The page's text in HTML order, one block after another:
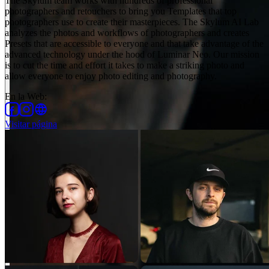
photographers and retouchers to bring you Templates that top
photographers use to create their masterpieces. The Skylum AI Lab
analyzes the photos and workflows of photographers and creates
Presets that are accessible to everyone and that take advantage of the
advanced technology under the hood of Luminar Neo. Our mission
is to cut the time and effort it takes to make a striking photo and
allow everyone to enjoy photo editing and photography.
En la Web:
Visitar página